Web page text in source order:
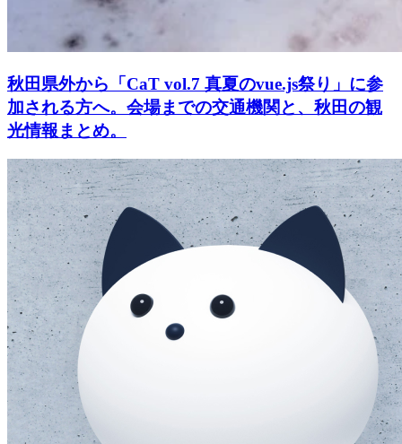
秋田県外から「CaT vol.7 真夏のvue.js祭り」に参
加される方へ。会場までの交通機関と、秋田の観
光情報まとめ。